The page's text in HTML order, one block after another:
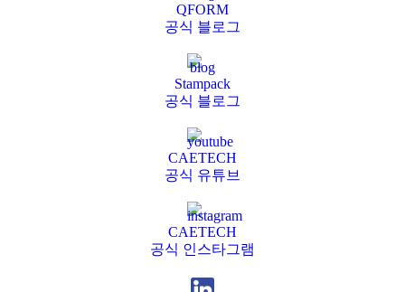
QFORM
공식 블로그
Stampack
공식 블로그
CAETECH
공식 유튜브
CAETECH
공식 인스타그램